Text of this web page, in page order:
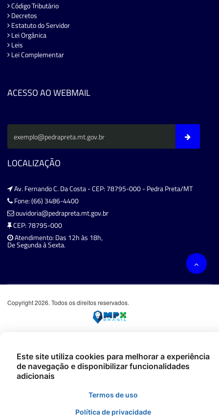
Código Tributário
Decretos
Estatuto do Servidor
Lei Orgânica
Leis
Lei Complementar
ACESSO AO WEBMAIL
LOCALIZAÇÃO
Av. Fernando C. Da Costa - CEP: 78795-000 - Pedra Preta/MT
Fone: (66) 3486-4400
ouvidoria@pedrapreta.mt.gov.br
CEP: 78795-000
Atendimento: Das 12h às 18h,
De Segunda à Sexta.
Copyright 2026. Todos os direitos reservados.
Este site utiliza cookies para melhorar a experiência
de navegação e disponibilizar funcionalidades
adicionais
Termos de uso
Política de privacidade